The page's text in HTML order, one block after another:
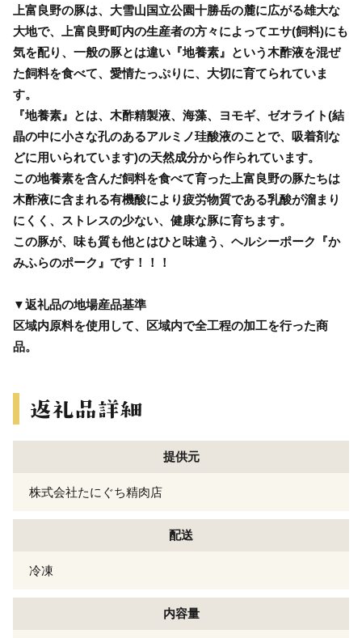
上富良野の豚は、大雪山国立公園十勝岳の麓に広がる雄大な
大地で、上富良野町内の生産者の方々によってエサ(飼料)にも
気を配り、一般の豚とは違い『地養素』という木酢液を混ぜ
た飼料を食べて、愛情たっぷりに、大切に育てられていま
す。
『地養素』とは、木酢精製液、海藻、ヨモギ、ゼオライト(結
晶の中に小さな孔のあるアルミノ珪酸液のことで、吸着剤な
どに用いられています)の天然成分から作られています。
この地養素を含んだ飼料を食べて育った上富良野の豚たちは
木酢液に含まれる有機酸により疲労物質である乳酸が溜まり
にくく、ストレスの少ない、健康な豚に育ちます。
この豚が、味も質も他とはひと味違う、ヘルシーポーク『か
みふらのポーク』です！！！
▼返礼品の地場産品基準
区域内原料を使用して、区域内で全工程の加工を行った商
品。
提供元
株式会社たにぐち精肉店
配送
冷凍
内容量